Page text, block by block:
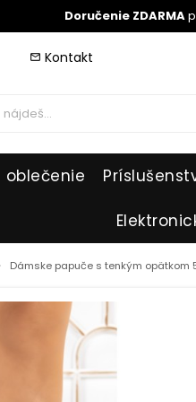
Doručenie ZDARMA
mail_outline Kontakt
oblečenie
Dámske papuče s tenkým opätkom